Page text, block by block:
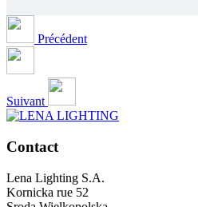
Précédent
Suivant
Contact
Lena Lighting S.A.
Kornicka rue 52